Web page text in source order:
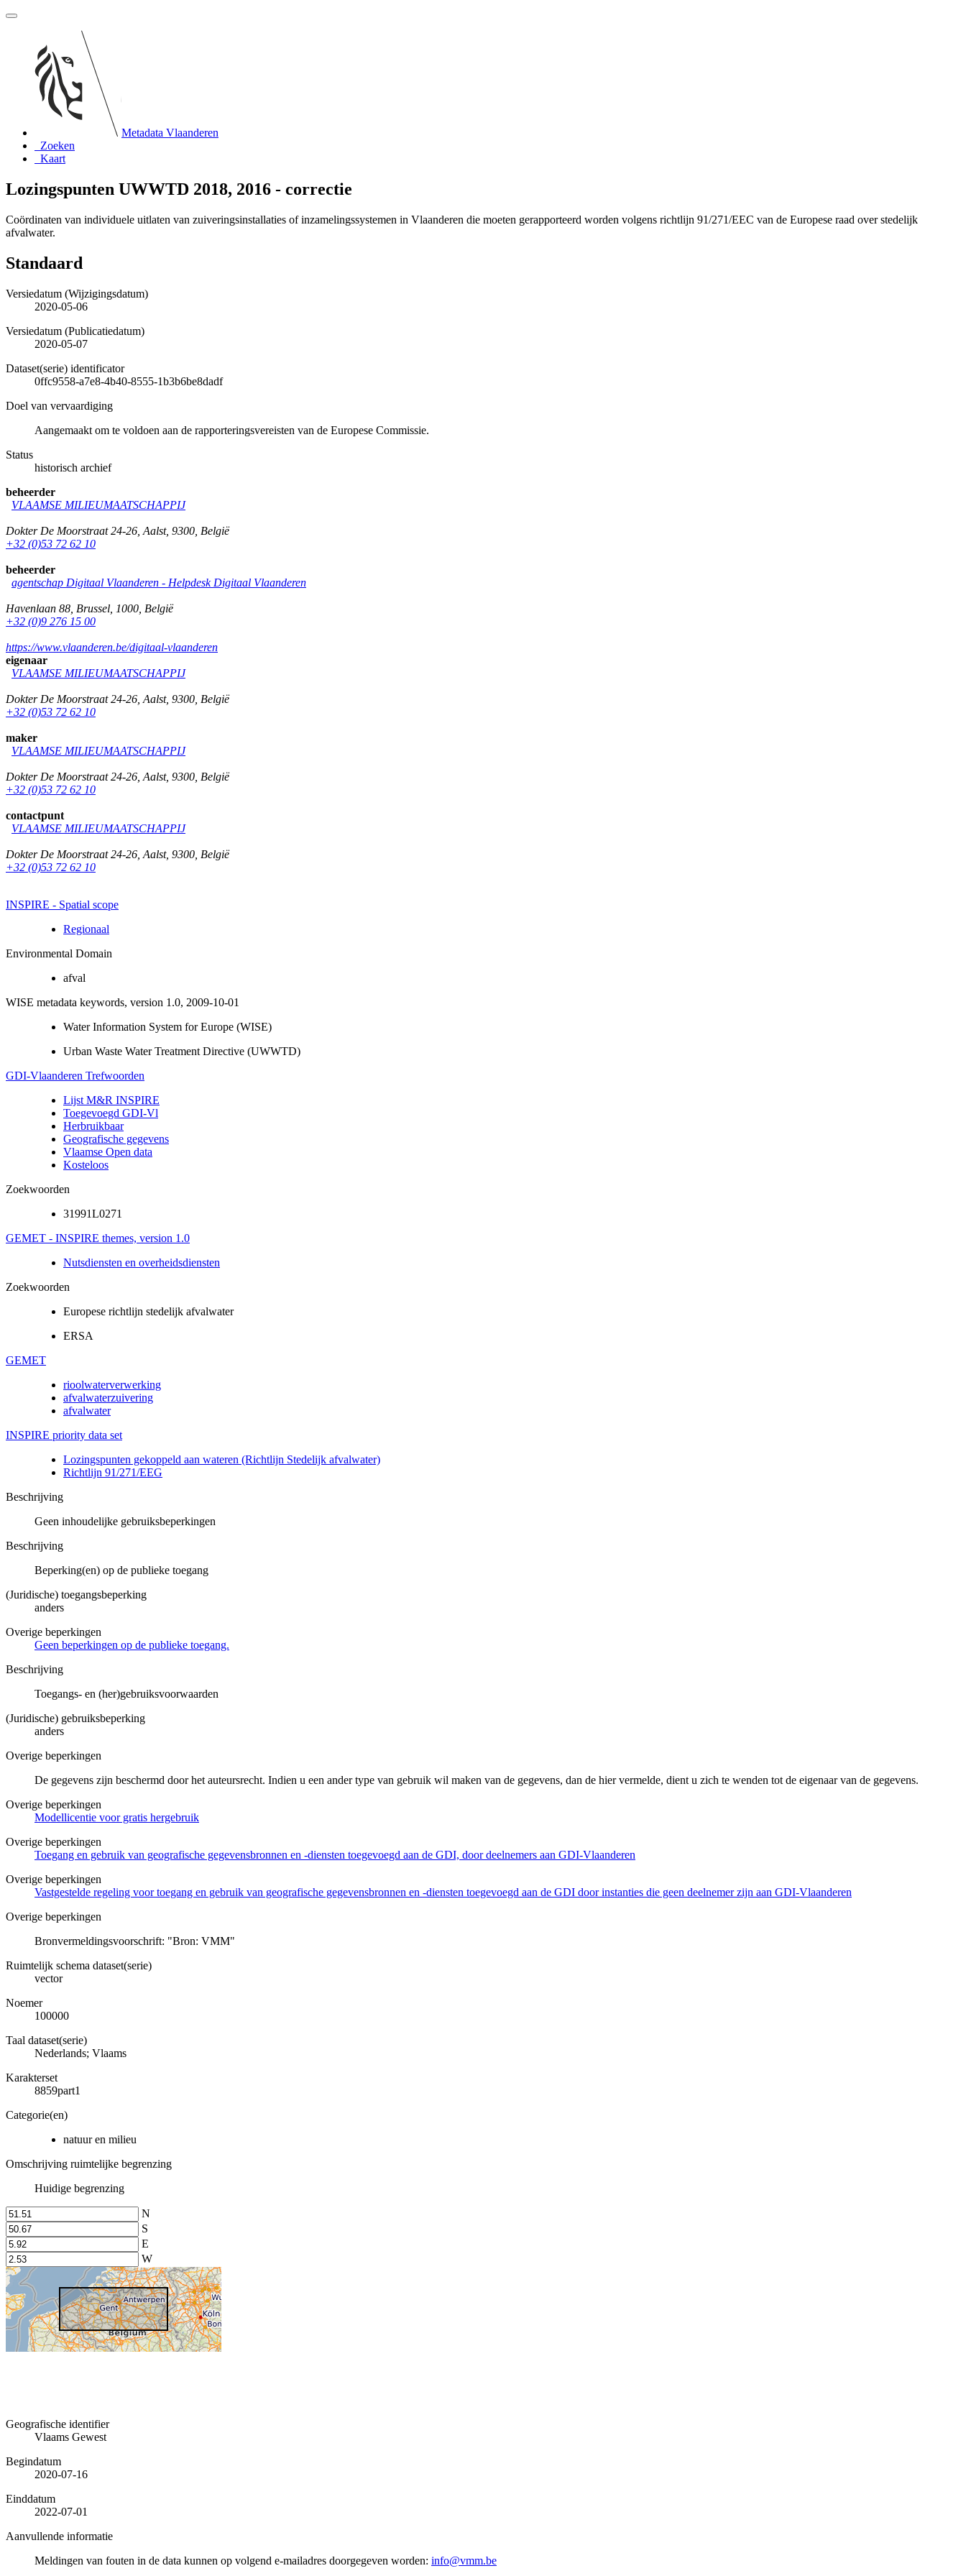
Metadata Vlaanderen
Zoeken
Kaart
Lozingspunten UWWTD 2018, 2016 - correctie
Coördinaten van individuele uitlaten van zuiveringsinstallaties of inzamelingssystemen in Vlaanderen die moeten gerapporteerd worden volgens richtlijn 91/271/EEC van de Europese raad over stedelijk
afvalwater.
Standaard
Versiedatum (Wijzigingsdatum)
2020-05-06
Versiedatum (Publicatiedatum)
2020-05-07
Dataset(serie) identificator
0ffc9558-a7e8-4b40-8555-1b3b6be8dadf
Doel van vervaardiging
Aangemaakt om te voldoen aan de rapporteringsvereisten van de Europese Commissie.
Status
historisch archief
beheerder
VLAAMSE MILIEUMAATSCHAPPIJ
Dokter De Moorstraat 24-26 Aalst, 9300 België
+32 (0)53 72 62 10
beheerder
agentschap Digitaal Vlaanderen - Helpdesk Digitaal Vlaanderen
Havenlaan 88 Brussel 1000 België
+32 (0)9 276 15 00
https://www.vlaanderen.be/digitaal-vlaanderen
eigenaar
VLAAMSE MILIEUMAATSCHAPPIJ
Dokter De Moorstraat 24-26 Aalst, 9300 België
+32 (0)53 72 62 10
maker
VLAAMSE MILIEUMAATSCHAPPIJ
Dokter De Moorstraat 24-26 Aalst, 9300 België
+32 (0)53 72 62 10
contactpunt
VLAAMSE MILIEUMAATSCHAPPIJ
Dokter De Moorstraat 24-26 Aalst, 9300 België
+32 (0)53 72 62 10
INSPIRE - Spatial scope
Regionaal
Environmental Domain
afval
WISE metadata keywords, version 1.0, 2009-10-01
Water Information System for Europe (WISE)
Urban Waste Water Treatment Directive (UWWTD)
GDI-Vlaanderen Trefwoorden
Lijst M&R INSPIRE
Toegevoegd GDI-Vl
Herbruikbaar
Geografische gegevens
Vlaamse Open data
Kosteloos
Zoekwoorden
31991L0271
GEMET - INSPIRE themes, version 1.0
Nutsdiensten en overheidsdiensten
Zoekwoorden
Europese richtlijn stedelijk afvalwater
ERSA
GEMET
rioolwaterverwerking
afvalwaterzuivering
afvalwater
INSPIRE priority data set
Lozingspunten gekoppeld aan wateren (Richtlijn Stedelijk afvalwater)
Richtlijn 91/271/EEG
Beschrijving
Geen inhoudelijke gebruiksbeperkingen
Beschrijving
Beperking(en) op de publieke toegang
(Juridische) toegangsbeperking
anders
Overige beperkingen
Geen beperkingen op de publieke toegang.
Beschrijving
Toegangs- en (her)gebruiksvoorwaarden
(Juridische) gebruiksbeperking
anders
Overige beperkingen
De gegevens zijn beschermd door het auteursrecht. Indien u een ander type van gebruik wil maken van de gegevens, dan de hier vermelde, dient u zich te wenden tot de eigenaar van de gegevens.
Overige beperkingen
Modellicentie voor gratis hergebruik
Overige beperkingen
Toegang en gebruik van geografische gegevensbronnen en -diensten toegevoegd aan de GDI, door deelnemers aan GDI-Vlaanderen
Overige beperkingen
Vastgestelde regeling voor toegang en gebruik van geografische gegevensbronnen en -diensten toegevoegd aan de GDI door instanties die geen deelnemer zijn aan GDI-Vlaanderen
Overige beperkingen
Bronvermeldingsvoorschrift: "Bron: VMM"
Ruimtelijk schema dataset(serie)
vector
Noemer
100000
Taal dataset(serie)
Nederlands; Vlaams
Karakterset
8859part1
Categorie(en)
natuur en milieu
Omschrijving ruimtelijke begrenzing
Huidige begrenzing
N
S
E
W
Geografische identifier
Vlaams Gewest
Begindatum
2020-07-16
Einddatum
2022-07-01
Aanvullende informatie
Meldingen van fouten in de data kunnen op volgend e-mailadres doorgegeven worden: info@vmm.be